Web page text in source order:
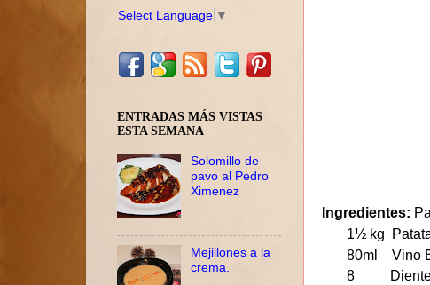
Ingredientes:
1½ kg
80ml Vino
8 Dientes
Select Language ▼
ENTRADAS MÁS VISTAS
ESTA SEMANA
Solomillo de
pavo al Pedro
Ximenez
Mejillones a la
crema.